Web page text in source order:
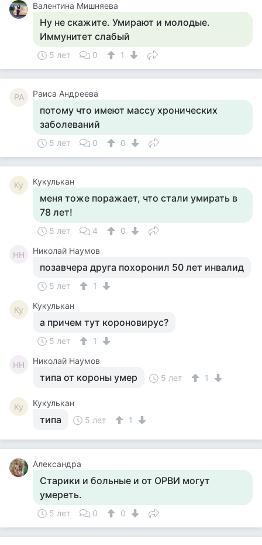
Валентина Мишняева
Ну не скажите. Умирают и молодые.
Иммунитет слабый
5 лет 0 1
РА Раиса Андреева
потому что имеют массу хронических
заболеваний
5 лет 0 0
Ку Кукулькан
меня тоже поражает, что стали умирать в
78 лет!
5 лет 4 0
НН Николай Наумов
позавчера друга похоронил 50 лет инвалид
5 лет 1
Ку Кукулькан
а причем тут короновирус?
5 лет 1
НН Николай Наумов
типа от короны умер 5 лет 1
Ку Кукулькан
типа 5 лет 1
Александра
Старики и больные и от ОРВИ могут
умереть.
5 лет 0 0